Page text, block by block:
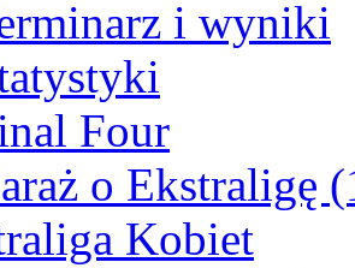
i wyniki
Four
o Ekstraligę
Kobiet